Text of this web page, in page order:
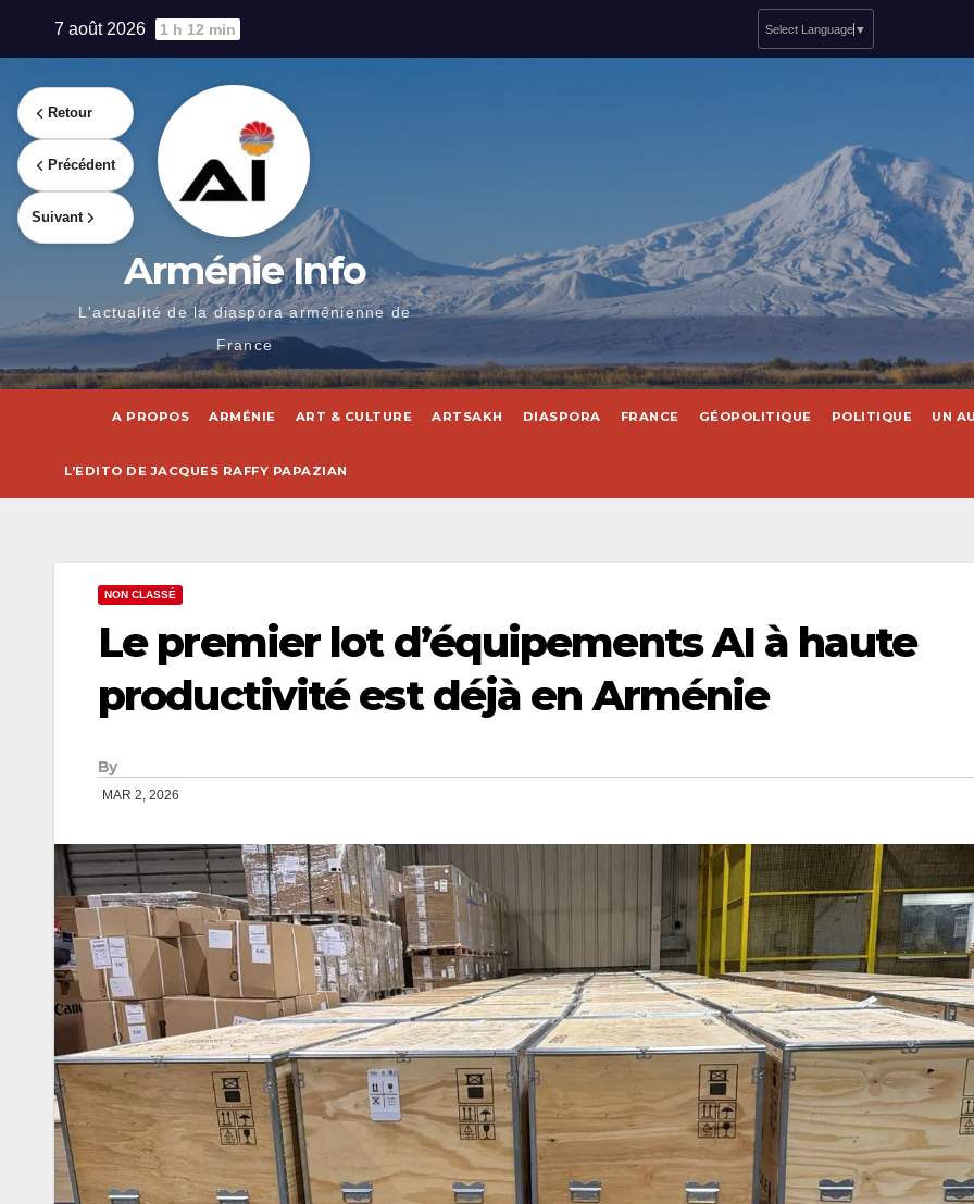
7 août 2026 1 h 12 min Select Language ▼
Arménie Info
L'actualité de la diaspora arménienne de
France
A PROPOS ARMÉNIE ART & CULTURE ARTSAKH DIASPORA FRANCE GÉOPOLITIQUE POLITIQUE UN
L’EDITO DE JACQUES RAFFY PAPAZIAN
NON CLASSÉ
Le premier lot d’équipements AI à haute
productivité est déjà en Arménie
By
MAR 2, 2026
Retour
Précédent
Suivant